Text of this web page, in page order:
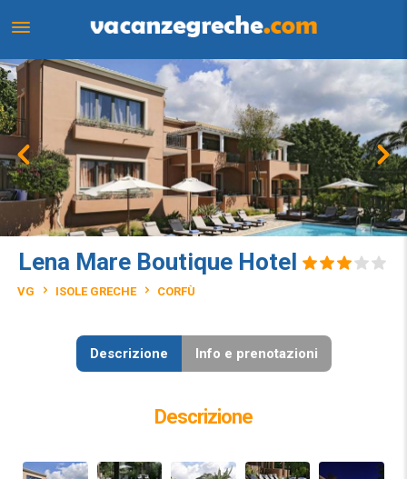
Lena Mare Boutique Hotel
VG ISOLE GRECHE CORFÙ
Descrizione Info e prenotazioni
Descrizione